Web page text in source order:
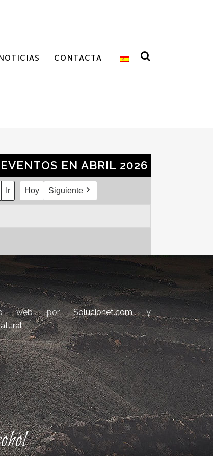
CONTACTA
EVENTOS EN ABRIL 2026
Hoy Siguiente
web porSolucionet.comy